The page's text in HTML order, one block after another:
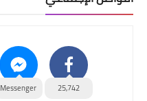
25,742
Messenger